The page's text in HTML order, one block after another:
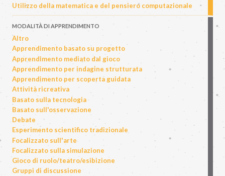
Utilizzo della matematica e del pensiero computazionale
MODALITÀ DI APPRENDIMENTO
Altro
Apprendimento basato su progetto
Apprendimento mediato dal gioco
Apprendimento per indagine strutturata
Apprendimento per scoperta guidata
Attività ricreativa
Basato sulla tecnologia
Basato sull'osservazione
Debate
Esperimento scientifico tradizionale
Focalizzato sull'arte
Focalizzato sulla simulazione
Gioco di ruolo/teatro/esibizione
Gruppi di discussione